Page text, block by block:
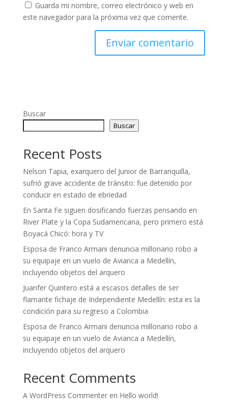
Guarda mi nombre, correo electrónico y web en
este navegador para la próxima vez que comente.
Buscar
Buscar
Recent Posts
Nelson Tapia, exarquero del Junior de Barranquilla,
sufrió grave accidente de tránsito: fue detenido por
conducir en estado de ebriedad
En Santa Fe siguen dosificando fuerzas pensando en
River Plate y la Copa Sudamericana, pero primero está
Boyacá Chicó: hora y TV
Esposa de Franco Armani denuncia millonario robo a
su equipaje en un vuelo de Avianca a Medellín,
incluyendo objetos del arquero
Juanfer Quintero está a escasos detalles de ser
flamante fichaje de Independiente Medellín: esta es la
condición para su regreso a Colombia
Esposa de Franco Armani denuncia millonario robo a
su equipaje en un vuelo de Avianca a Medellín,
incluyendo objetos del arquero
Recent Comments
A WordPress Commenteren Hello world!